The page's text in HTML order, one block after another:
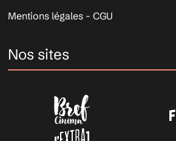
Mentions légales - CGU
Nos sites